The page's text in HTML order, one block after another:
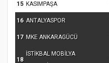
15 KASIMPAŞA
16 ANTALYASPOR
17 MKE ANKARAGÜCÜ
18
İSTİKBAL MOBİLYA